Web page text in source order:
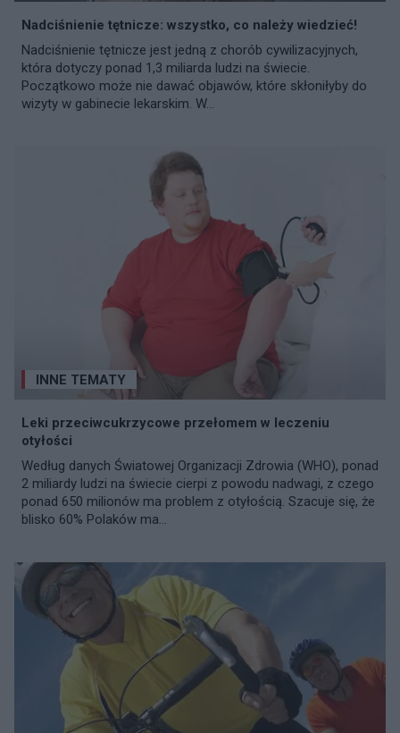
Nadciśnienie tętnicze: wszystko, co należy wiedzieć!
Nadciśnienie tętnicze jest jedną z chorób cywilizacyjnych,
która dotyczy ponad 1,3 miliarda ludzi na świecie.
Początkowo może nie dawać objawów, które skłoniłyby do
wizyty w gabinecie lekarskim. W...
INNE TEMATY
Leki przeciwcukrzycowe przełomem w leczeniu
otyłości
Według danych Światowej Organizacji Zdrowia (WHO), ponad
2 miliardy ludzi na świecie cierpi z powodu nadwagi, z czego
ponad 650 milionów ma problem z otyłością. Szacuje się, że
blisko 60% Polaków ma...